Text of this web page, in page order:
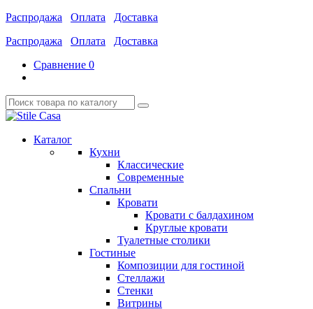
Распродажа Оплата
Доставка
Распродажа
Оплата
Доставка
Сравнение 0
Каталог
Кухни
Классические
Современные
Спальни
Кровати
Кровати с балдахином
Круглые кровати
Туалетные столики
Гостиные
Композиции для гостиной
Стеллажи
Стенки
Витрины